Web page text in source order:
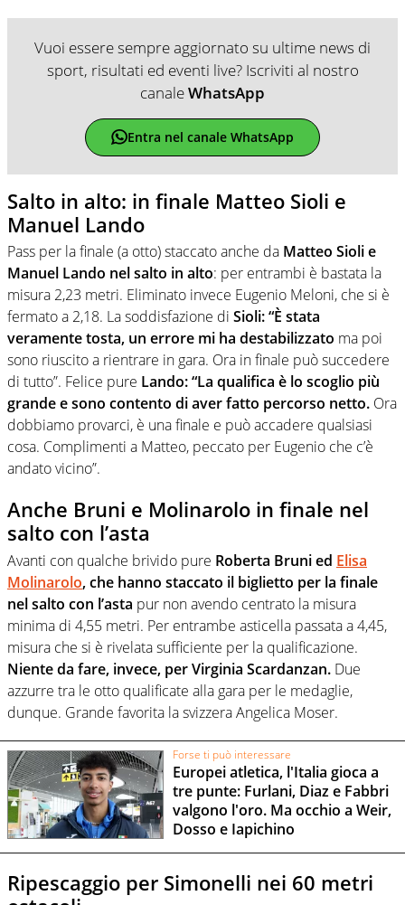
Vuoi essere sempre aggiornato su ultime news di
sport, risultati ed eventi live? Iscriviti al nostro
canaleWhatsApp
Entra nel canale WhatsApp
Salto in alto: in finale Matteo Sioli e
Manuel Lando
Pass per la finale (a otto) staccato anche da Matteo Sioli e
Manuel Lando nel salto in alto: per entrambi è bastata la
misura 2,23 metri. Eliminato invece Eugenio Meloni, che si è
fermato a 2,18. La soddisfazione di Sioli: “È stata
veramente tosta, un errore mi ha destabilizzato ma poi
sono riuscito a rientrare in gara. Ora in finale può succedere
di tutto”. Felice pure ​Lando: “La qualifica è lo scoglio più
grande e sono contento di aver fatto percorso netto. Ora
dobbiamo provarci, è una finale e può accadere qualsiasi
cosa. Complimenti a Matteo, peccato per Eugenio che c’è
andato vicino”.
Anche Bruni e Molinarolo in finale nel
salto con l’asta
Avanti con qualche brivido pure Roberta Bruni ed Elisa
Molinarolo, che hanno staccato il biglietto per la finale
nel salto con l’asta pur non avendo centrato la misura
minima di 4,55 metri. Per entrambe asticella passata a 4,45,
misura che si è rivelata sufficiente per la qualificazione.
Niente da fare, invece, per Virginia Scardanzan. Due
azzurre tra le otto qualificate alla gara per le medaglie,
dunque. Grande favorita la svizzera Angelica Moser.
Forse ti può interessare
Europei atletica, l'Italia gioca a
tre punte: Furlani, Diaz e Fabbri
valgono l'oro. Ma occhio a Weir,
Dosso e Iapichino
Ripescaggio per Simonelli nei 60 metri